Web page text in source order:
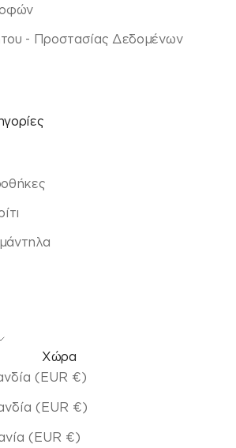
- Προστασίας Δεδομένων
Χώρα
(EUR €)
(EUR €)
(EUR €)